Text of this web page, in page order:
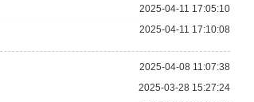
2025-04-11 17:05:10
2025-04-11 17:10:08
2025-04-08 11:07:38
2025-03-28 15:27:24